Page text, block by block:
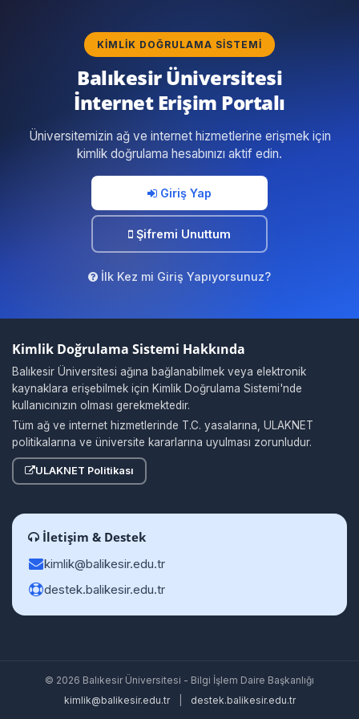
KIMLIK DOĞRULAMA SISTEMI
Balıkesir Üniversitesi
İnternet Erişim Portalı
Üniversitemizin ağ ve internet hizmetlerine erişmek için
kimlik doğrulama hesabınızı aktif edin.
Giriş Yap
Şifremi Unuttum
İlk Kez mi Giriş Yapıyorsunuz?
Kimlik Doğrulama Sistemi Hakkında
Balıkesir Üniversitesi ağına bağlanabilmek veya elektronik
kaynaklara erişebilmek için Kimlik Doğrulama Sistemi'nde
kullanıcınızın olması gerekmektedir.
Tüm ağ ve internet hizmetlerinde T.C. yasalarına, ULAKNET
politikalarına ve üniversite kararlarına uyulması zorunludur.
ULAKNET Politikası
İletişim & Destek
kimlik@balikesir.edu.tr
destek.balikesir.edu.tr
© 2026 Balıkesir Üniversitesi - Bilgi İşlem Daire Başkanlığı
kimlik@balikesir.edu.tr
destek.balikesir.edu.tr